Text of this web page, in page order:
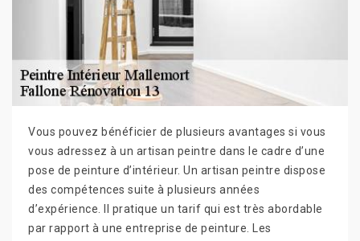
Vous pouvez bénéficier de plusieurs avantages si vous
vous adressez à un artisan peintre dans le cadre d’une
pose de peinture d’intérieur. Un artisan peintre dispose
des compétences suite à plusieurs années
d’expérience. Il pratique un tarif qui est très abordable
par rapport à une entreprise de peinture. Les